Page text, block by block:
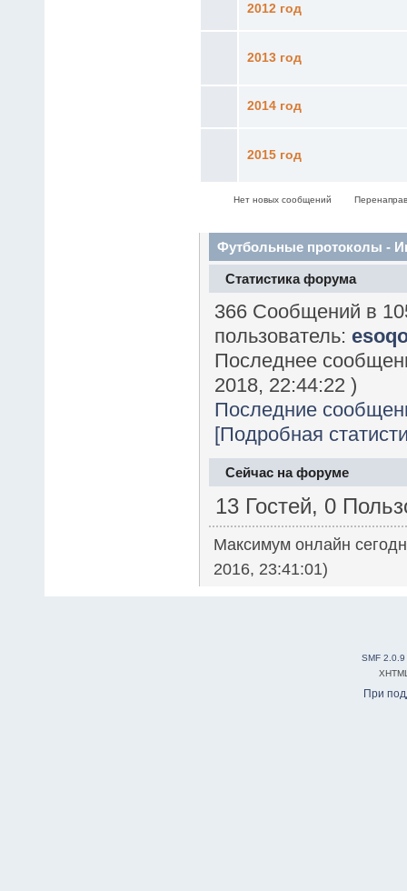
2012 год
2013 год
2014 год
2015 год
Нет новых сообщений
Футбольные протоколы -
Статистика форума
366 Сообщений в
пользователь:
Последнее
2018, 22:44:22 )
Последние
[Подробная
Сейчас на форуме
13 Гостей, 0
Максимум онлайн
2016, 23:41:01)
SMF 2.0.9
При